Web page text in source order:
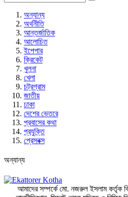
অন্যান্য
অর্থনীতি
আন্তর্জাতিক
আলোচিত
ইপেপার
ক্রিকেট
খুলনা
খেলা
চট্রগ্রাম
জাতীয়
ঢাকা
দেশের ভেতরে
প্রবাসের কথা
প্রযুক্তি
প্রেসবক্স
অন্যান্য
আমাদের সম্পর্কে মো. নজরুল ইসলাম কর্তৃক